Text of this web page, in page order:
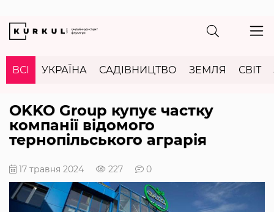
ВСІ УКРАЇНА САДІВНИЦТВО ЗЕМЛЯ СВІТ
OKKO Group купує частку
компанії відомого
тернопільського аграрія
17 травня 2024 227 0